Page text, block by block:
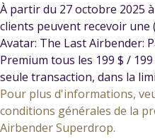
À partir du 27 octobre 2025
clients peuvent recevoir une
Avatar: The Last Airbender:
Premium tous les 199 $ /
seule transaction, dans la
Pour plus d'informations,
conditions générales de la
Airbender Superdrop.